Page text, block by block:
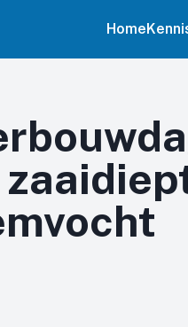
Home